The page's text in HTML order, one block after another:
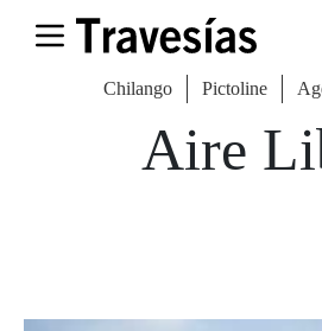
Chilango Pictoline
Aire